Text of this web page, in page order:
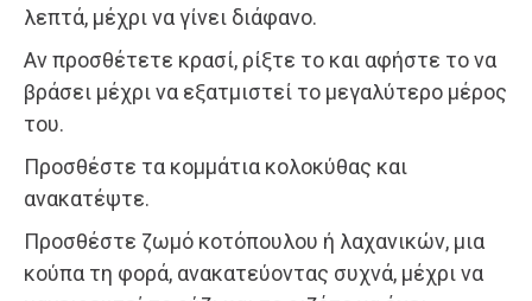
λεπτά, μέχρι να γίνει διάφανο.
Αν προσθέτετε κρασί, ρίξτε το και αφήστε το να
βράσει μέχρι να εξατμιστεί το μεγαλύτερο μέρος
του.
Προσθέστε τα κομμάτια κολοκύθας και
ανακατέψτε.
Προσθέστε ζωμό κοτόπουλου ή λαχανικών, μια
κούπα τη φορά, ανακατεύοντας συχνά, μέχρι να